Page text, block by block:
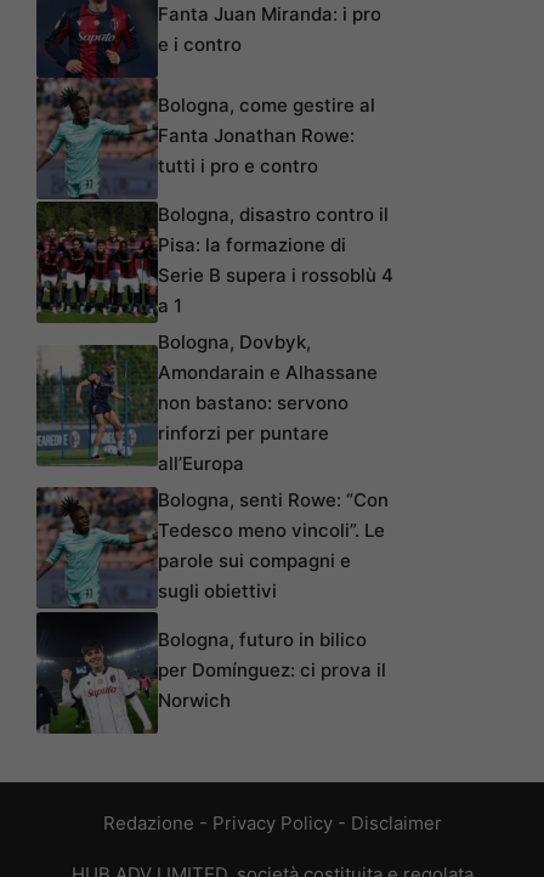
Fanta Juan Miranda: i pro
e i contro
Bologna, come gestire al
Fanta Jonathan Rowe:
tutti i pro e contro
Bologna, disastro contro il
Pisa: la formazione di
Serie B supera i rossoblù 4
a 1
Bologna, Dovbyk,
Amondarain e Alhassane
non bastano: servono
rinforzi per puntare
all’Europa
Bologna, senti Rowe: “Con
Tedesco meno vincoli”. Le
parole sui compagni e
sugli obiettivi
Bologna, futuro in bilico
per Domínguez: ci prova il
Norwich
Redazione - Privacy Policy- Disclaimer